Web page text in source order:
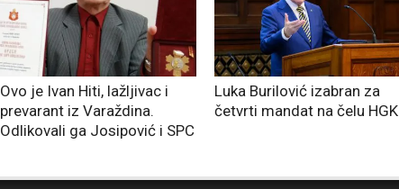
Ovo je Ivan Hiti, lažljivac i
prevarant iz Varaždina.
Odlikovali ga Josipović i SPC
Luka Burilović izabran za
četvrti mandat na čelu HGK